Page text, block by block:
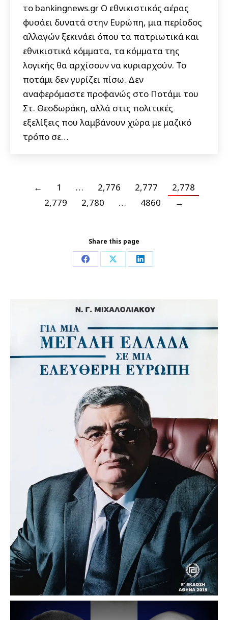
το bankingnews.gr Ο εθνικιστικός αέρας
φυσάει δυνατά στην Ευρώπη, μια περίοδος
αλλαγών ξεκινάει όπου τα πατριωτικά και
εθνικιστικά κόμματα, τα κόμματα της
λογικής θα αρχίσουν να κυριαρχούν. Το
ποτάμι δεν γυρίζει πίσω. Δεν
αναφερόμαστε προφανώς στο Ποτάμι του
Στ. Θεοδωράκη, αλλά στις πολιτικές
εξελίξεις που λαμβάνουν χώρα με μαζικό
τρόπο σε…
← 1 … 2,776 2,777
2,778
2,779
2,780 … 4860 →
Share this page
Share Share Share